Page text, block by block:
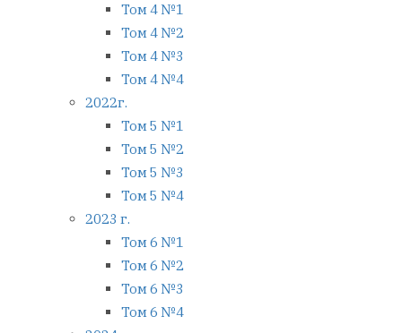
Том 4 №1
Том 4 №2
Том 4 №3
Том 4 №4
2022г.
Том 5 №1
Том 5 №2
Том 5 №3
Том 5 №4
2023 г.
Том 6 №1
Том 6 №2
Том 6 №3
Том 6 №4